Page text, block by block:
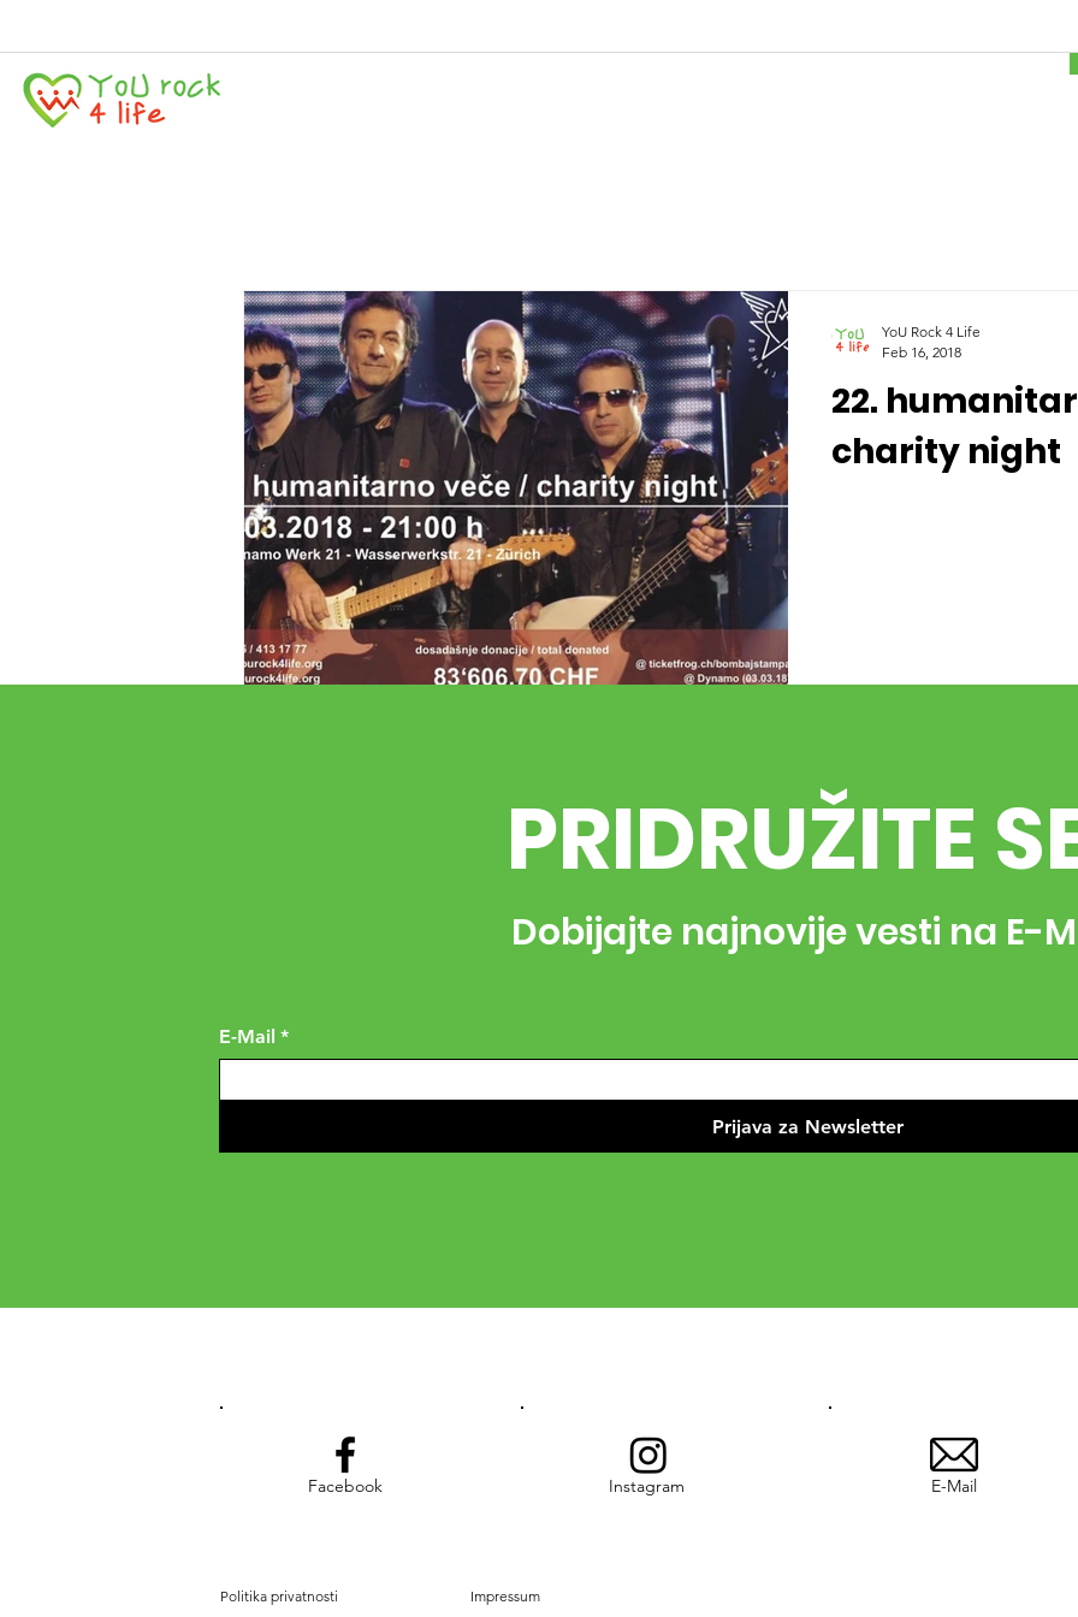
22.
charity night
YoU Rock 4 Life
Feb 16, 2018
PRIDRUŽITE
Dobijajte najnovije vesti na E-
E-Mail *
Prijava za Newsletter
Facebook Instagram E-Mail
Politika privatnosti Impressum